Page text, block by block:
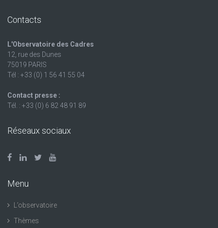
Contacts
L'Observatoire des Cadres
12, rue des Dunes
75019 PARIS
Tél : +33 (0) 1 56 41 55 04
Contact presse :
Tél. : +33 (0) 6 82 48 91 89
Réseaux sociaux
Menu
L’observatoire
Thèmes